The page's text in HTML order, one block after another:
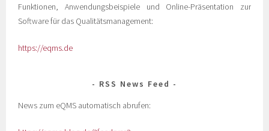
Funktionen, Anwendungsbeispiele und Online-Präsentation zur
Software für das Qualitätsmanagement:
https://eqms.de
RSS News Feed
News zum eQMS automatisch abrufen: